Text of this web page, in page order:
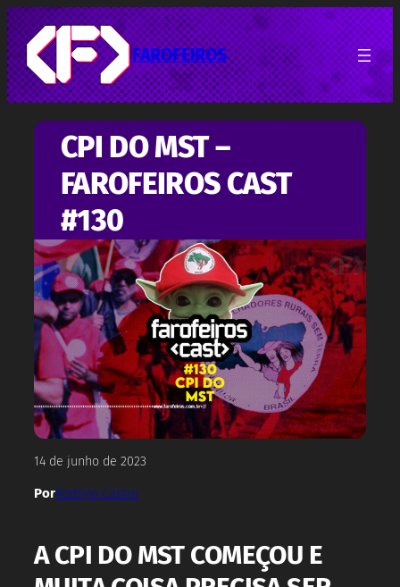
Pular
para
o
conteúdo
FAROFEIROS
CPI DO MST –
FAROFEIROS CAST
#130
14 de junho de 2023
PorRodrigo Castro
A CPI DO MST COMEÇOU E